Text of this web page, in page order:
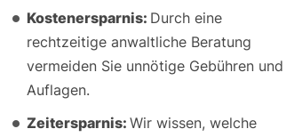
Kostenersparnis: Durch eine
rechtzeitige anwaltliche Beratung
vermeiden Sie unnötige Gebühren und
Auflagen.
Zeitersparnis: Wir wissen, welche